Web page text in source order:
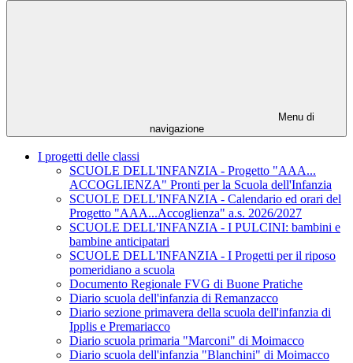
Menu di
navigazione
I progetti delle classi
SCUOLE DELL'INFANZIA - Progetto "AAA...
ACCOGLIENZA" Pronti per la Scuola dell'Infanzia
SCUOLE DELL'INFANZIA - Calendario ed orari del
Progetto "AAA...Accoglienza" a.s. 2026/2027
SCUOLE DELL'INFANZIA - I PULCINI: bambini e
bambine anticipatari
SCUOLE DELL'INFANZIA - I Progetti per il riposo
pomeridiano a scuola
Documento Regionale FVG di Buone Pratiche
Diario scuola dell'infanzia di Remanzacco
Diario sezione primavera della scuola dell'infanzia di
Ipplis e Premariacco
Diario scuola primaria "Marconi" di Moimacco
Diario scuola dell'infanzia "Blanchini" di Moimacco